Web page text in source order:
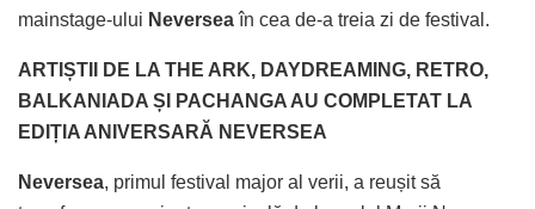
mainstage-ului Neverseaîn cea de-a treia zi de festival.
ARTIȘTII DE LA THE ARK, DAYDREAMING, RETRO,
BALKANIADA ȘI PACHANGA AU COMPLETAT LA
EDIȚIA ANIVERSARĂ NEVERSEA
Neversea, primul festival major al verii, a reușit să